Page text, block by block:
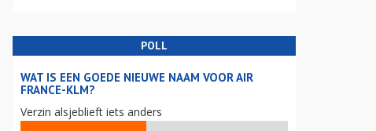
POLL
WAT IS EEN GOEDE NIEUWE NAAM VOOR AIR
FRANCE-KLM?
Verzin alsjeblieft iets anders